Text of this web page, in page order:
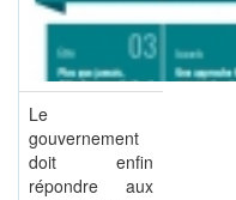
Le
gouvernement
doit enfin
répondre aux